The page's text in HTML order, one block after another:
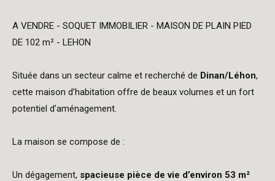
A VENDRE - SOQUET IMMOBILIER - MAISON DE PLAIN PIED
DE 102 m² - LEHON
Située dans un secteur calme et recherché de Dinan/Léhon,
cette maison d’habitation offre de beaux volumes et un fort
potentiel d’aménagement.
La maison se compose de :
Un dégagement, spacieuse pièce de vie d’environ 53 m²